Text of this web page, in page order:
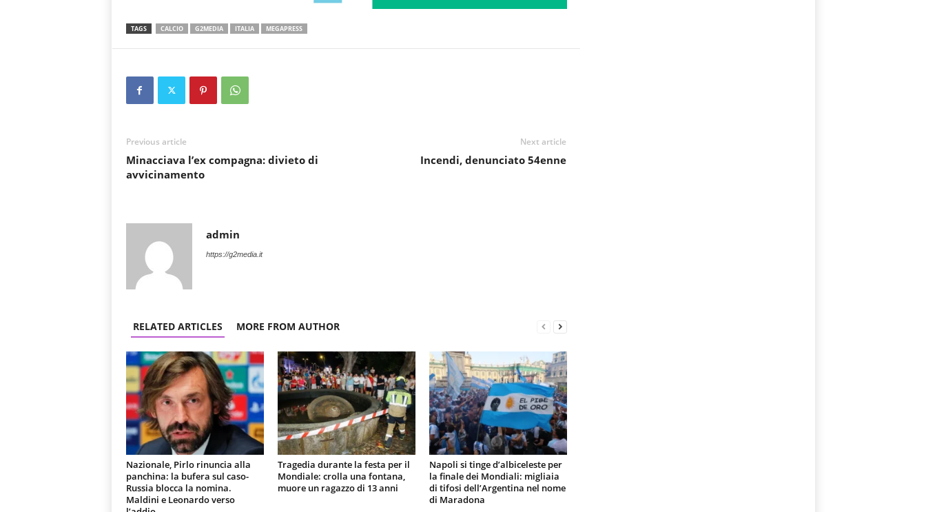
TAGS CALCIO G2MEDIA ITALIA MEGAPRESS
Previous article
Minacciava l’ex compagna: divieto di
avvicinamento
Next article
Incendi, denunciato 54enne
admin
https://g2media.it
RELATED ARTICLES MORE FROM AUTHOR
Nazionale, Pirlo rinuncia alla
panchina: la bufera sul caso-
Russia blocca la nomina.
Maldini e Leonardo verso
Tragedia durante la festa per il
Mondiale: crolla una fontana,
muore un ragazzo di 13 anni
Napoli si tinge d’albiceleste per
la finale dei Mondiali: migliaia
di tifosi dell’Argentina nel nome
di Maradona